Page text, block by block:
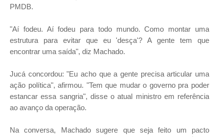
PMDB.
"Aí fodeu. Aí fodeu para todo mundo. Como montar uma
estrutura para evitar que eu 'desça'? A gente tem que
encontrar uma saída", diz Machado.
Jucá concordou: "Eu acho que a gente precisa articular uma
ação política", afirmou. "Tem que mudar o governo pra poder
estancar essa sangria", disse o atual ministro em referência
ao avanço da operação.
Na conversa, Machado sugere que seja feito um pacto